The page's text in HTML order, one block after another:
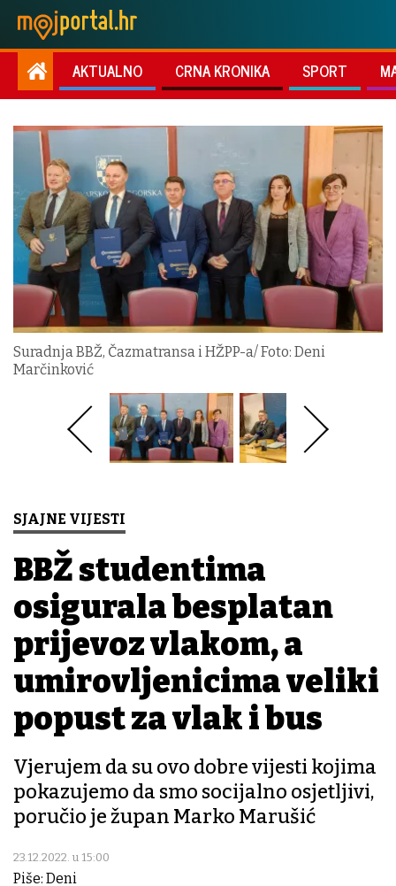
AKTUALNO CRNA KRONIKA SPORT
Suradnja BBŽ, Čazmatransa i HŽPP-a/ Foto: Deni
Marčinković
SJAJNE VIJESTI
BBŽ studentima
osigurala besplatan
prijevoz vlakom, a
umirovljenicima veliki
popust za vlak i bus
Vjerujem da su ovo dobre vijesti kojima
pokazujemo da smo socijalno osjetljivi,
poručio je župan Marko Marušić
23.12.2022. u 15:00
Piše: Deni